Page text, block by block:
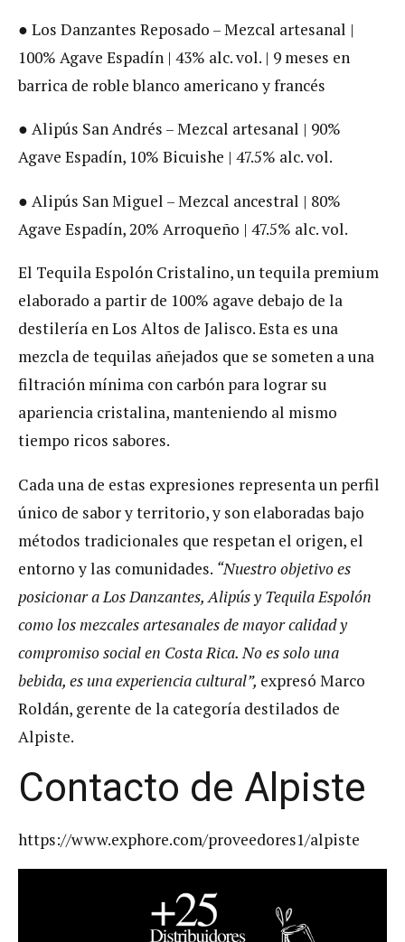
● Los Danzantes Reposado – Mezcal artesanal |
100% Agave Espadín | 43% alc. vol. | 9 meses en
barrica de roble blanco americano y francés
● Alipús San Andrés – Mezcal artesanal | 90%
Agave Espadín, 10% Bicuishe | 47.5% alc. vol.
● Alipús San Miguel – Mezcal ancestral | 80%
Agave Espadín, 20% Arroqueño | 47.5% alc. vol.
El Tequila Espolón Cristalino, un tequila premium
elaborado a partir de 100% agave debajo de la
destilería en Los Altos de Jalisco. Esta es una
mezcla de tequilas añejados que se someten a una
filtración mínima con carbón para lograr su
apariencia cristalina, manteniendo al mismo
tiempo ricos sabores.
Cada una de estas expresiones representa un perfil
único de sabor y territorio, y son elaboradas bajo
métodos tradicionales que respetan el origen, el
entorno y las comunidades. “Nuestro objetivo es
posicionar a Los Danzantes, Alipús y Tequila Espolón
como losmezcales artesanales de mayor calidad y
compromiso social en Costa Rica. No es solo una
bebida, es una experiencia cultural”, expresó Marco
Roldán, gerente de la categoría destilados de
Alpiste.
Contacto de Alpiste
https://www.exphore.com/proveedores1/alpiste